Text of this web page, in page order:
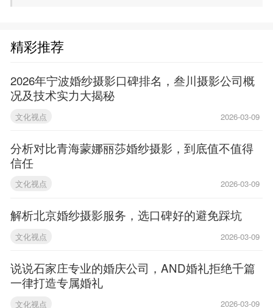
精彩推荐
2026年宁波婚纱摄影口碑排名，叁川摄影公司概
况及技术实力大揭秘
文化视点 2026-03-09
分析对比青海蒙娜丽莎婚纱摄影，到底值不值得
信任
文化视点 2026-03-09
解析北京婚纱摄影服务，选口碑好的避免踩坑
文化视点 2026-03-09
说说石家庄专业的婚庆公司，AND婚礼拒绝千篇
一律打造专属婚礼
文化视点 2026-03-09